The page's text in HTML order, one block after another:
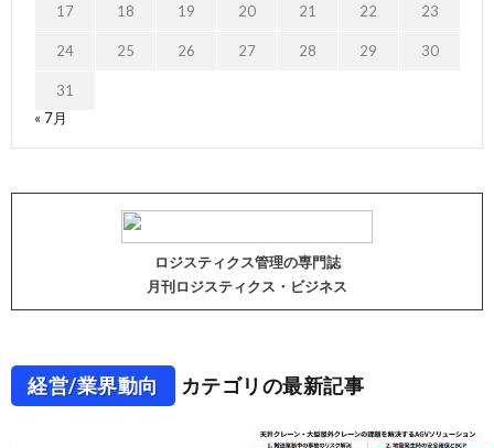
17 18 19 20 21 22 23
24 25 26 27 28 29 30
31
« 7月
ロジスティクス管理の専門誌
月刊ロジスティクス・ビジネス
経営/業界動向 カテゴリの最新記事